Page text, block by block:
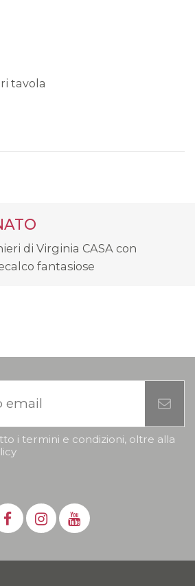
tavola
di Virginia CASA con
fantasiose
i termini e condizioni, oltre alla